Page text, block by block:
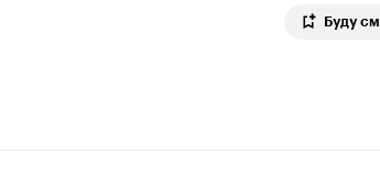
Буду